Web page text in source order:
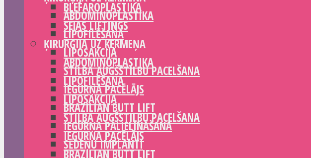
ABDOMINOPLASTIKA
LIPOFILĒŠANA
LIPOSAKCIJA
STILBA AUGŠSTILBU PACELŠANA
IEGURŅA PACĒLĀJS
BRAZILIAN BUTT LIFT
IEGURŅA PALIELINĀŠANA
SĒDEŅU IMPLANTI
BLEFAROPLASTIKA
SEJAS LIFTINGS
ĶIRURĢIJA UZ ĶERMEŅA
ABDOMINOPLASTIKA
LIPOFILĒŠANA
LIPOSAKCIJA
STILBA AUGŠSTILBU PACELŠANA
IEGURŅA PACĒLĀJS
BRAZILIAN BUTT LIFT